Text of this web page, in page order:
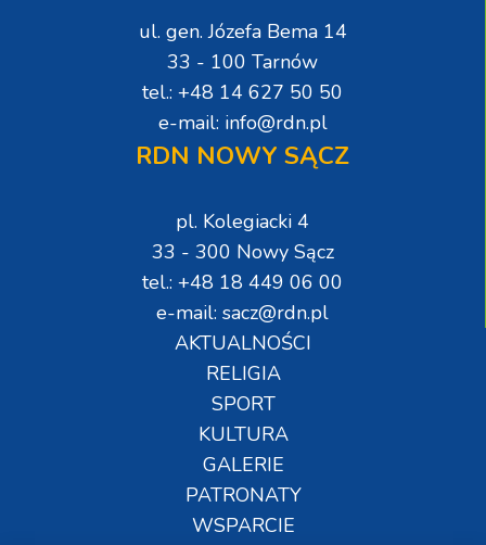
ul. gen. Józefa Bema 14
33 - 100 Tarnów
tel.: +48 14 627 50 50
e-mail: info@rdn.pl
RDN NOWY SĄCZ
pl. Kolegiacki 4
33 - 300 Nowy Sącz
tel.: +48 18 449 06 00
e-mail: sacz@rdn.pl
AKTUALNOŚCI
RELIGIA
SPORT
KULTURA
GALERIE
PATRONATY
WSPARCIE